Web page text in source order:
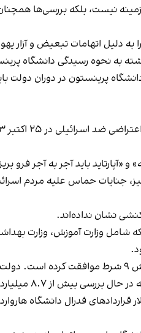
نیست، بلکه بررسی‌ها
باید آجر به آجر فرو
حماس علیه مردم
نشان نداده‌اند.
است.